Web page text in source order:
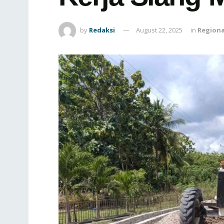
by Redaksi August 22, 2025 in